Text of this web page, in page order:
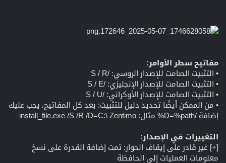
مفاتيح سطر الأوامر:
• التثبيت الصامت للإصدار الروسي: /S / R
• التثبيت الصامت للإصدار الإنجليزي: /S / E
• التثبيت الصامت للإصدار الأوكراني: /S / U
• من الممكن أيضًا تحديد دليل للتثبيت: بعد كل المفاتيح، يجب عليك
إضافة /D=%path% مثال: install_file.exe /S /R /D=C:\ Zentimo
التغييرات في الإصدار:
[+] غير قادر على إيقاف الحوار: تمت إضافة القدرة على نسخ
معلومات العمليات إلى الحافظة